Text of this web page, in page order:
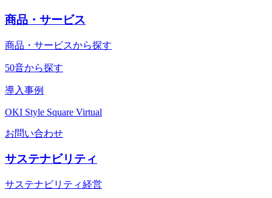
商品・サービス
商品・サービスから探す
50音から探す
導入事例
OKI Style Square Virtual
お問い合わせ
サステナビリティ
サステナビリティ経営